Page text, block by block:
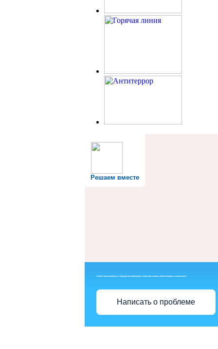
Решаем вместе
Знаете, какая помощь от государства необходима, чтобы реализовать свой потенциал на максимум?
Написать о проблеме